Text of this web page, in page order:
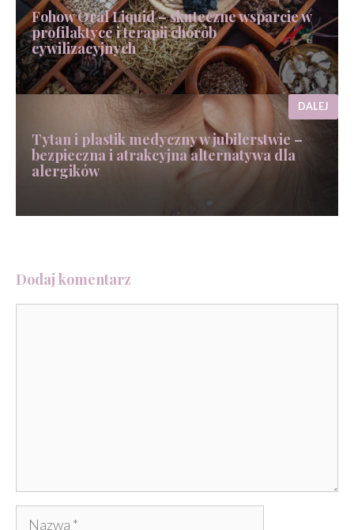
Fohow Oral Liquid – skuteczne wsparcie w
profilaktyce i terapii chorób
cywilizacyjnych
Tytan i plastik medyczny w jubilerstwie –
bezpieczna i atrakcyjna alternatywa dla
alergików
DALEJ
Dodaj komentarz
Nazwa